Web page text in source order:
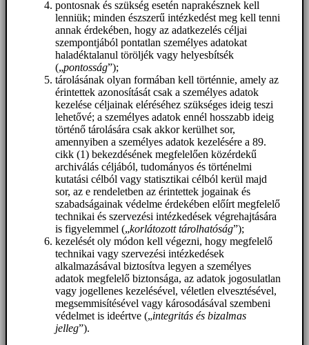
pontosnak és szükség esetén naprakésznek kell
lenniük; minden észszerű intézkedést meg kell tenni
annak érdekében, hogy az adatkezelés céljai
szempontjából pontatlan személyes adatokat
haladéktalanul töröljék vagy helyesbítsék
(„pontosság”);
tárolásának olyan formában kell történnie, amely az
érintettek azonosítását csak a személyes adatok
kezelése céljainak eléréséhez szükséges ideig teszi
lehetővé; a személyes adatok ennél hosszabb ideig
történő tárolására csak akkor kerülhet sor,
amennyiben a személyes adatok kezelésére a 89.
cikk (1) bekezdésének megfelelően közérdekű
archiválás céljából, tudományos és történelmi
kutatási célból vagy statisztikai célból kerül majd
sor, az e rendeletben az érintettek jogainak és
szabadságainak védelme érdekében előírt megfelelő
technikai és szervezési intézkedések végrehajtására
is figyelemmel („korlátozott tárolhatóság”);
kezelését oly módon kell végezni, hogy megfelelő
technikai vagy szervezési intézkedések
alkalmazásával biztosítva legyen a személyes
adatok megfelelő biztonsága, az adatok jogosulatlan
vagy jogellenes kezelésével, véletlen elvesztésével,
megsemmisítésével vagy károsodásával szembeni
védelmet is ideértve („integritás és bizalmas
jelleg”).